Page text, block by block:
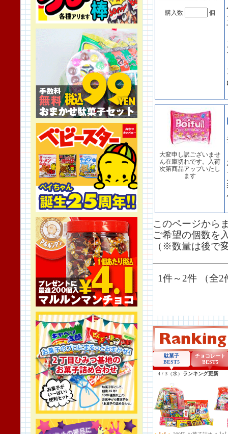
購入数 個
大変申し訳ございませ
ん在庫切れです。入荷
次第商品アップいたし
ます
このページから
ご希望の個数を
（※数量は後で
1件～2件 （全2